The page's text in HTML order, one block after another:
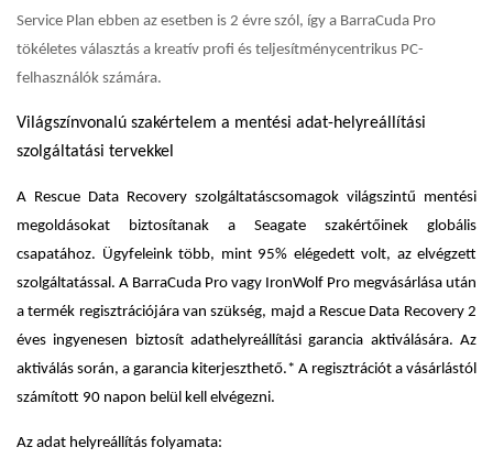
Service Plan ebben az esetben is 2 évre szól, így a BarraCuda Pro
tökéletes választás a kreatív profi és teljesítménycentrikus PC-
felhasználók számára.
Világszínvonalú szakértelem a mentési adat-helyreállítási
szolgáltatási tervekkel
A Rescue Data Recovery szolgáltatáscsomagok világszintű mentési
megoldásokat biztosítanak a Seagate szakértőinek globális
csapatához. Ügyfeleink több, mint 95% elégedett volt, az elvégzett
szolgáltatással. A BarraCuda Pro vagy IronWolf Pro megvásárlása után
a termék regisztrációjára van szükség, majd a Rescue Data Recovery 2
éves ingyenesen biztosít adathelyreállítási garancia aktiválására. Az
aktiválás során, a garancia kiterjeszthető.* A regisztrációt a vásárlástól
számított 90 napon belül kell elvégezni.
Az adat helyreállítás folyamata: